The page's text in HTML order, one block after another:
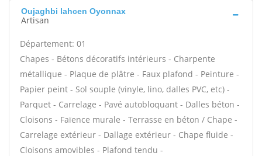
Oujaghbi lahcen Oyonnax
Artisan
Département: 01
Chapes - Bétons décoratifs intérieurs - Charpente
métallique - Plaque de plâtre - Faux plafond - Peinture -
Papier peint - Sol souple (vinyle, lino, dalles PVC, etc) -
Parquet - Carrelage - Pavé autobloquant - Dalles béton -
Cloisons - Faïence murale - Terrasse en béton / Chape -
Carrelage extérieur - Dallage extérieur - Chape fluide -
Cloisons amovibles - Plafond tendu -